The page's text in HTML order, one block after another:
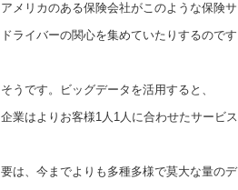
アメリカのある保険会社がこのような保険
ドライバーの関心を集めていたりするのです
そうです。ビッグデータを活用すると、
企業はよりお客様1人1人に合わせたサービ
要は、今までよりも多種多様で莫大な量の